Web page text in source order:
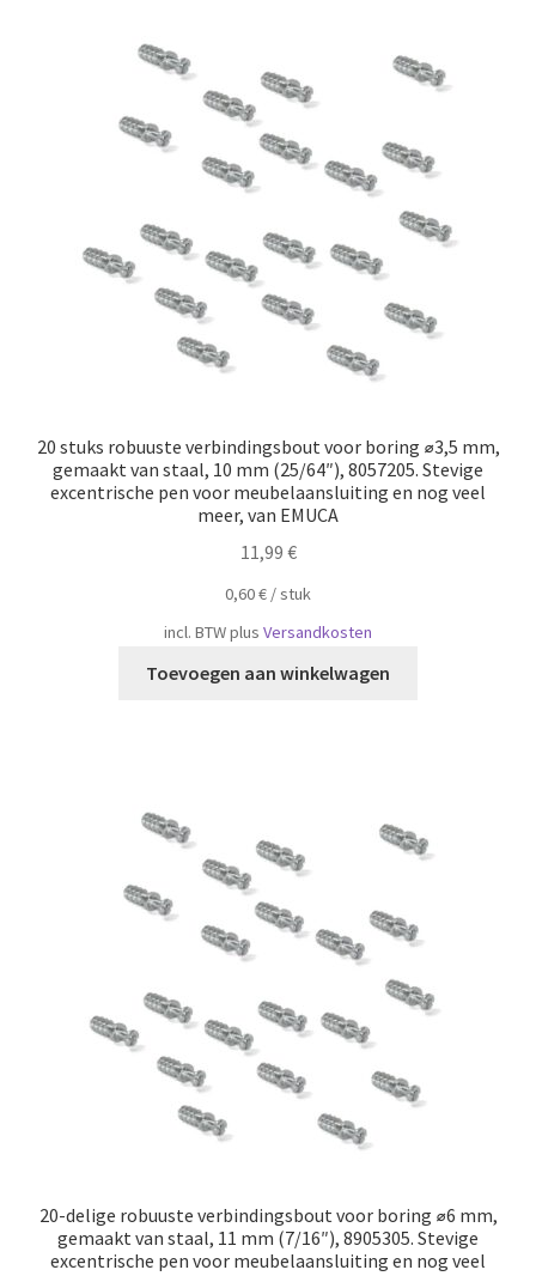
20 stuks robuuste verbindingsbout voor boring ⌀3,5 mm,
gemaakt van staal, 10 mm (25/64″), 8057205. Stevige
excentrische pen voor meubelaansluiting en nog veel
meer, van EMUCA
11,99 €
0,60€ /​​stuk
incl. BTWplus Versandkosten
Toevoegen aan winkelwagen
20-delige robuuste verbindingsbout voor boring ⌀6 mm,
gemaakt van staal, 11 mm (7/16″), 8905305. Stevige
excentrische pen voor meubelaansluiting en nog veel